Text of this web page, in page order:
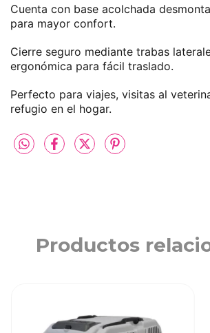
Cuenta con base acolchada
para mayor confort.
Cierre seguro mediante trabas
ergonómica para fácil traslado.
Perfecto para viajes, visitas al
refugio en el hogar.
Productos